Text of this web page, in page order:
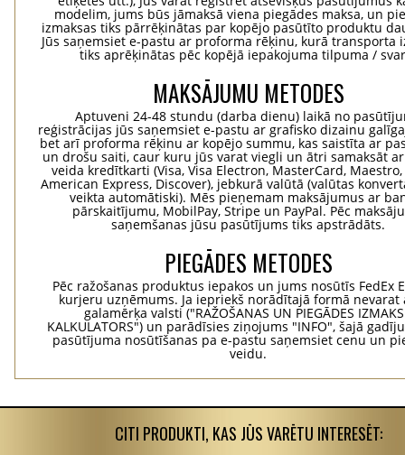
modelim, jums būs jāmaksā viena piegādes maksa, un
izmaksas tiks pārrēķinātas par kopējo pasūtīto produktu
Jūs saņemsiet e-pastu ar proforma rēķinu, kurā transporta
tiks aprēķinātas pēc kopējā iepakojuma tilpuma /
MAKSĀJUMU METODES
Aptuveni 24-48 stundu (darba dienu) laikā no
reģistrācijas jūs saņemsiet e-pastu ar grafisko dizainu
bet arī proforma rēķinu ar kopējo summu, kas saistīta ar
un drošu saiti, caur kuru jūs varat viegli un ātri samaksāt
veida kredītkarti (Visa, Visa Electron, MasterCard,
American Express, Discover), jebkurā valūtā (valūtas
veikta automātiski). Mēs pieņemam maksājumus ar
pārskaitījumu, MobilPay, Stripe un PayPal. Pēc
saņemšanas jūsu pasūtījums tiks apstrādāts.
PIEGĀDES METODES
Pēc ražošanas produktus iepakos un jums nosūtīs FedEx
kurjeru uzņēmums. Ja iepriekš norādītajā formā nevarat
galamērķa valsti ("RAŽOŠANAS UN PIEGĀDES
KALKULATORS") un parādīsies ziņojums "INFO", šajā
pasūtījuma nosūtīšanas pa e-pastu saņemsiet cenu un
veidu.
CITI PRODUKTI, KAS JŪS VARĒTU INTERESĒT: